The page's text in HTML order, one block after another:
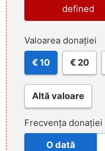
defined
Valoarea donației
€ 10 € 20
Altă valoare
Frecvența donației
O dată